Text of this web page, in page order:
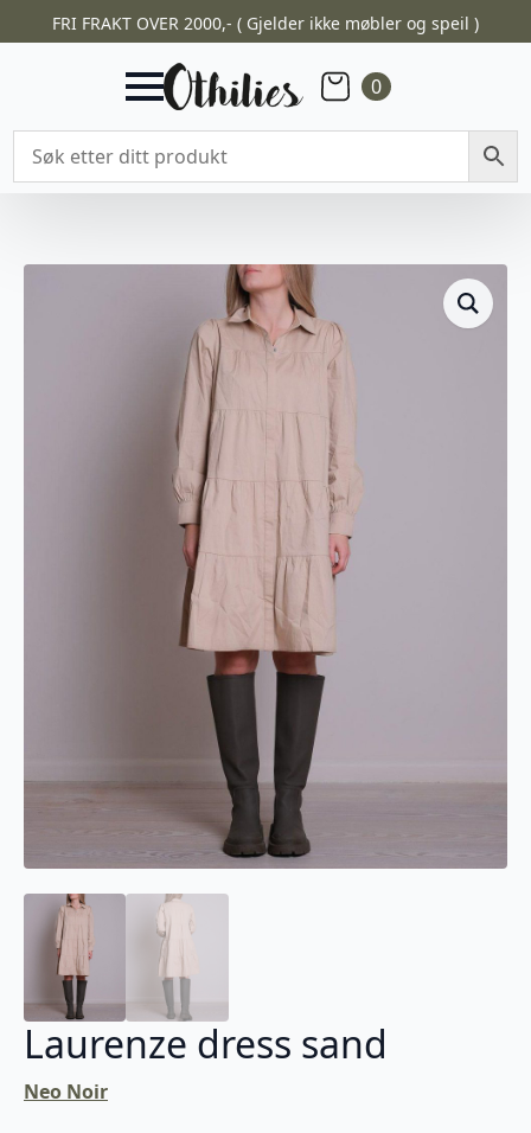
FRI FRAKT OVER 2000,- ( Gjelder ikke møbler og speil )
0
Laurenze dress sand
Neo Noir